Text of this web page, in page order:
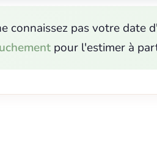
connaissez pas votre date
pour l'estimer à